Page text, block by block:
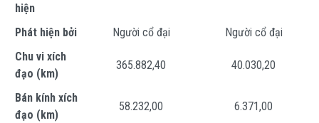
hiện
Phát hiện bởi
Người cổ đại
Người cổ đại
Chu vi xích
đạo (km)
365.882,40 40.030,20
Bán kính xích
đạo (km)
58.232,00 6.371,00